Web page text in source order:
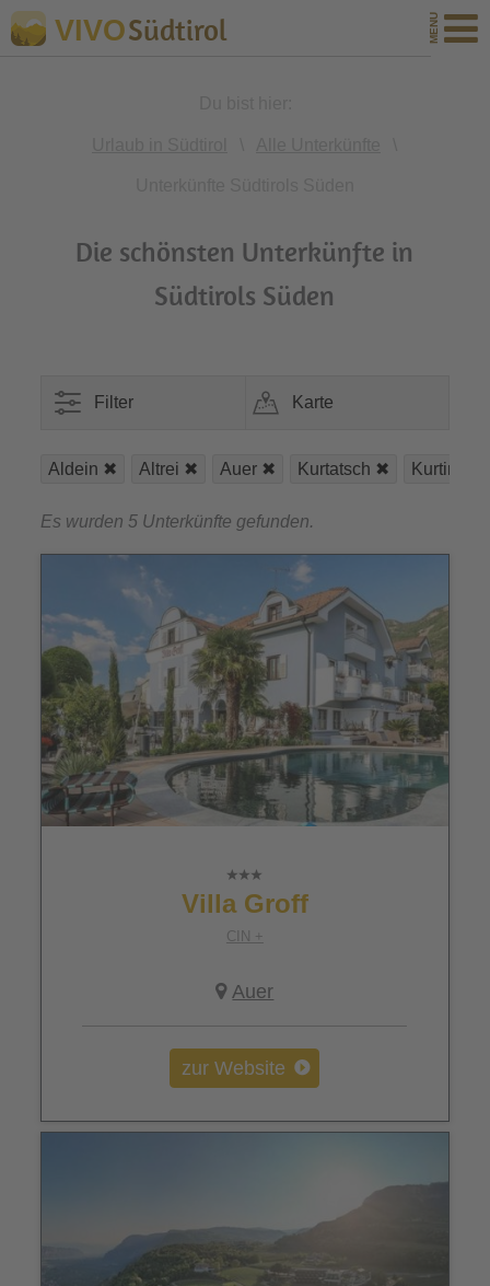
VIVOSüdtirol
Die schönsten Unterkünfte in
Südtirols Süden
Filter Karte
Aldein Altrei Auer Kurtatsch Kurtinig
Es wurden 5 Unterkünfte gefunden.
Villa Groff
CIN +
Auer
zur Website